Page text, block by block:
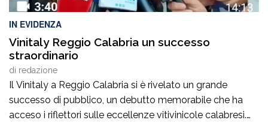
IN EVIDENZA
Vinitaly Reggio Calabria un successo
straordinario
di redazione
Il Vinitaly a Reggio Calabria si è rivelato un grande
successo di pubblico, un debutto memorabile che ha
acceso i riflettori sulle eccellenze vitivinicole calabresi.